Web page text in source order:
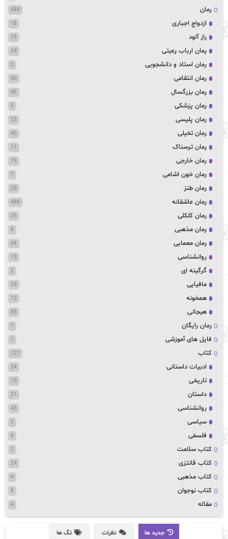
رمان
688
ازدواج اجباری 18
راز آلود 15
رمان ارباب رعیتی 24
رمان استاد و دانشجویی 3
رمان انتقامی 50
رمان بزرگسال 46
رمان پزشکی 3
رمان پلیسی 23
رمان تخیلی 40
رمان ترسناک 11
رمان خارجی 79
رمان خون اشامی 7
رمان طنز 20
رمان عاشقانه 488
رمان کلکلی 25
رمان مذهبی 6
رمان معمایی 69
روانشناسی 13
گرگینه ای 2
مافیایی 33
همخونه 12
هیجانی 85
رمان رایگان 1
فایل های آموزشی 1
کتاب 127
ادبیات داستانی 24
تاریخی 15
داستان 21
روانشناسی 43
سیاسی 3
فلسفی 6
کتاب سلامت 2
کتاب قانتزی 24
کتاب مذهبی 4
کتاب نوجوان 8
مقاله 4
جدید ها نظرات تگ ها